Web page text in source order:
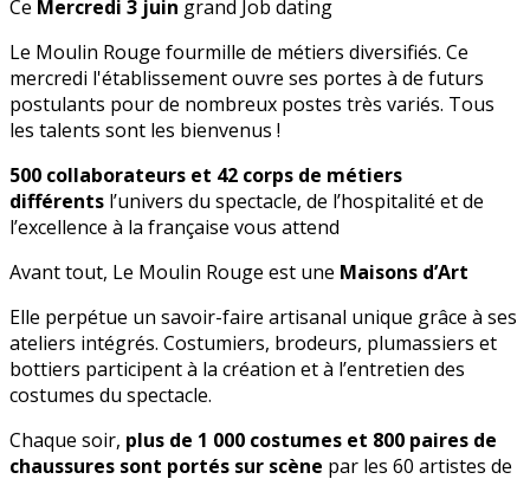
Ce Mercredi 3 juin grand Job dating
Le Moulin Rouge fourmille de métiers diversifiés. Ce
mercredi l'établissement ouvre ses portes à de futurs
postulants pour de nombreux postes très variés. Tous
les talents sont les bienvenus !
500 collaborateurs et 42 corps de métiers
différents l’univers du spectacle, de l’hospitalité et de
l’excellence à la française vous attend
Avant tout, Le Moulin Rouge est une Maisons d’Art
Elle perpétue un savoir-faire artisanal unique grâce à ses
ateliers intégrés. Costumiers, brodeurs, plumassiers et
bottiers participent à la création et à l’entretien des
costumes du spectacle.
Chaque soir, plus de 1 000 costumes et 800 paires de
chaussures sont portés sur scène par les 60 artistes de